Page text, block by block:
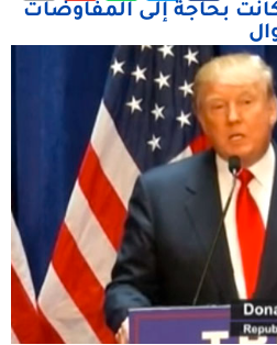
بحاجة إلى المفاوضات